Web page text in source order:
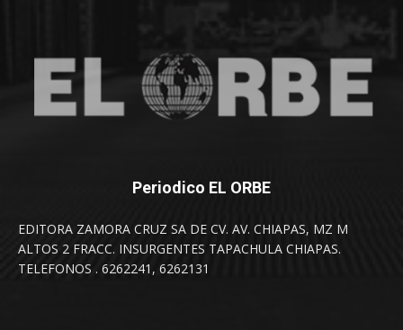
Periodico EL ORBE
EDITORA ZAMORA CRUZ SA DE CV. AV. CHIAPAS, MZ M
ALTOS 2 FRACC. INSURGENTES TAPACHULA CHIAPAS.
TELEFONOS . 6262241, 6262131